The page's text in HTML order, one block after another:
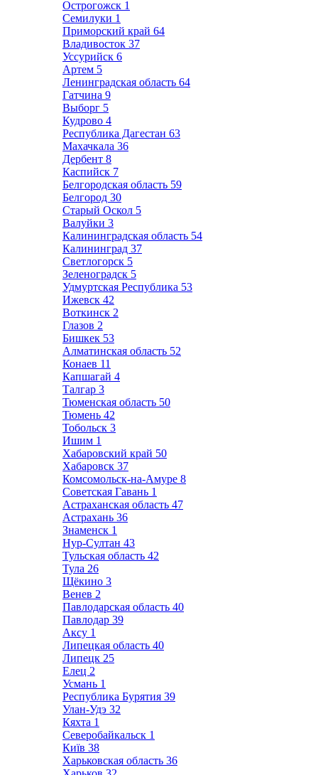
Острогожск 1
Семилуки 1
Приморский край 64
Владивосток 37
Уссурийск 6
Артем 5
Ленинградская область 64
Гатчина 9
Выборг 5
Кудрово 4
Республика Дагестан 63
Махачкала 36
Дербент 8
Каспийск 7
Белгородская область 59
Белгород 30
Старый Оскол 5
Валуйки 3
Калининградская область 54
Калининград 37
Светлогорск 5
Зеленоградск 5
Удмуртская Республика 53
Ижевск 42
Воткинск 2
Глазов 2
Бишкек 53
Алматинская область 52
Конаев 11
Капшагай 4
Талгар 3
Тюменская область 50
Тюмень 42
Тобольск 3
Ишим 1
Хабаровский край 50
Хабаровск 37
Комсомольск-на-Амуре 8
Советская Гавань 1
Астраханская область 47
Астрахань 36
Знаменск 1
Нур-Султан 43
Тульская область 42
Тула 26
Щёкино 3
Венев 2
Павлодарская область 40
Павлодар 39
Аксу 1
Липецкая область 40
Липецк 25
Елец 2
Усмань 1
Республика Бурятия 39
Улан-Удэ 32
Кяхта 1
Северобайкальск 1
Київ 38
Харьковская область 36